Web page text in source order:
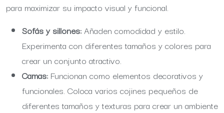
para maximizar su impacto visual y funcional.
Sofás y sillones:Añaden comodidad y estilo.
Experimenta con diferentes tamaños y colores para
crear un conjunto atractivo.
Camas: Funcionan como elementos decorativos y
funcionales. Coloca varios cojines pequeños de
diferentes tamaños y texturas para crear un ambiente